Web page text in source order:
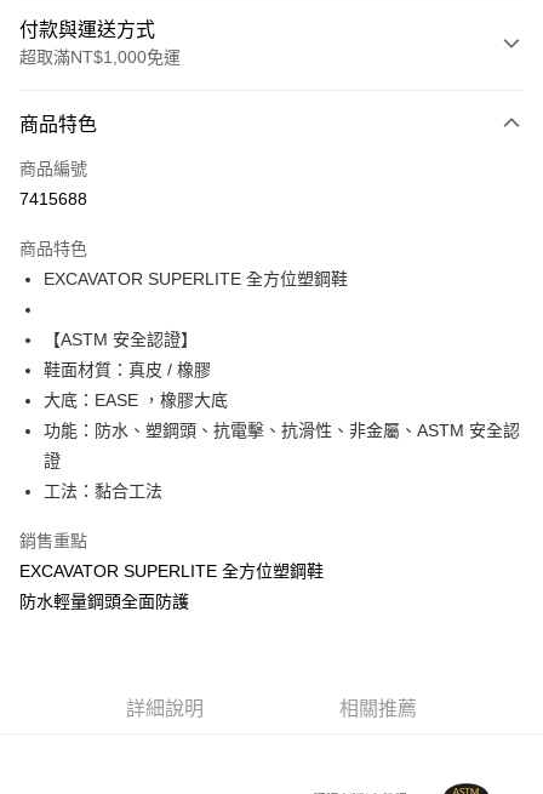
付款與運送方式
超取滿NT$1,000免運
信用卡一次付款
超商取貨付款
運送方式
全家取貨付款
每筆NT$60，滿NT$1,000(含以上)免運費
7-11取貨付款
每筆NT$60，滿NT$1,000(含以上)免運費
宅配
每筆NT$80，滿NT$1,000(含以上)免運費
商品特色
商品編號
7415688
商品特色
EXCAVATOR SUPERLITE 全方位塑鋼鞋
【ASTM 安全認證】
鞋面材質：真皮 / 橡膠
大底：EASE ，橡膠大底
功能：防水、塑鋼頭、抗電擊、抗滑性、非金屬、ASTM 安全認
證
工法：黏合工法
銷售重點
EXCAVATOR SUPERLITE 全方位塑鋼鞋
防水輕量鋼頭全面防護
詳細說明 相關推薦